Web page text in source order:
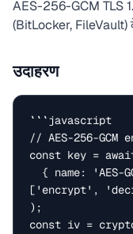
AES-256-GCM TLS
(BitLocker, FileVault)
उदाहरण
```javascript
// AES-256-GCM
const key =
['encrypt',
);
const iv =